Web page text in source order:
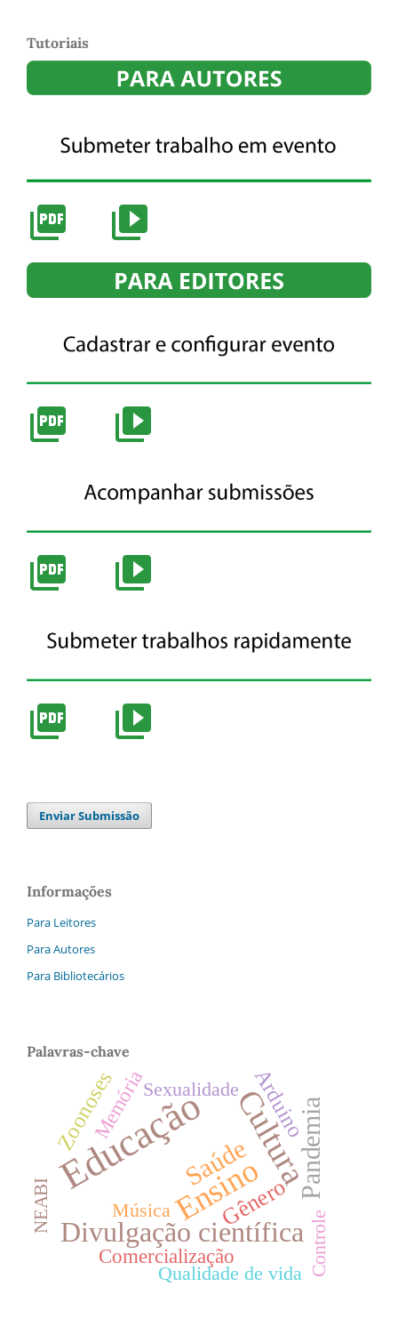
Tutoriais
Enviar Submissão
Informações
Para Leitores
Para Autores
Para Bibliotecários
Palavras-chave
Educação Cultura
Ensino
Divulgação científica
Pandemia
Saúde
Gênero
Zoonoses Arduino
Memória
Comercialização
Música
Qualidade de vida Controle
Sexualidade
NEABI